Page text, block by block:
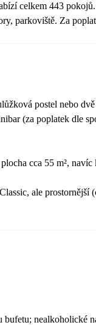
celkem 443
parkoviště. Za
postel nebo
(za poplatek dle
cca 55 m²,
ale
nealkoholické